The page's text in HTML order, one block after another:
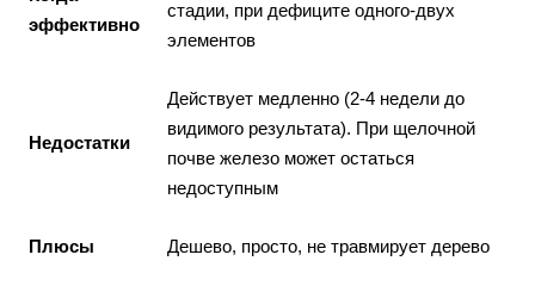
эффективно
стадии, при дефиците одного-двух
элементов
Недостатки
Действует медленно (2-4 недели до
видимого результата). При щелочной
почве железо может остаться
недоступным
Плюсы Дешево, просто, не травмирует дерево